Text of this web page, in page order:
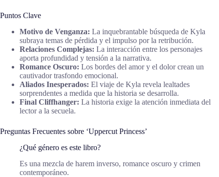
Puntos Clave
Motivo de Venganza: La inquebrantable búsqueda de Kyla
subraya temas de pérdida y el impulso por la retribución.
Relaciones Complejas: La interacción entre los personajes
aporta profundidad y tensión a la narrativa.
Romance Oscuro: Los bordes del amor y el dolor crean un
cautivador trasfondo emocional.
Aliados Inesperados: El viaje de Kyla revela lealtades
sorprendentes a medida que la historia se desarrolla.
Final Cliffhanger: La historia exige la atención inmediata del
lector a la secuela.
Preguntas Frecuentes sobre ‘Uppercut Princess’
¿Qué género es este libro?
Es una mezcla de harem inverso, romance oscuro y crimen
contemporáneo.